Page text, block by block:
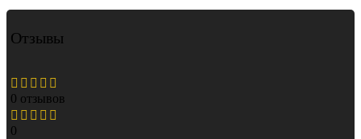
Отзывы
0 отзывов
0